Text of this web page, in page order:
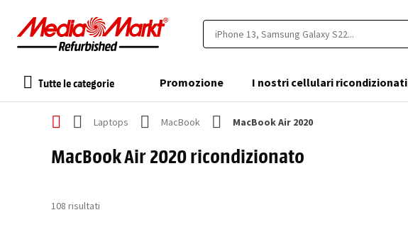
Tutte le categorie Promozione I nostri cellulari ricondizionati
Laptops MacBook MacBook Air 2020
MacBook Air 2020 ricondizionato
108 risultati